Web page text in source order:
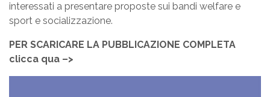
interessati a presentare proposte sui bandi welfare e
sport e socializzazione.
PER SCARICARE LA PUBBLICAZIONE COMPLETA
clicca qua –>